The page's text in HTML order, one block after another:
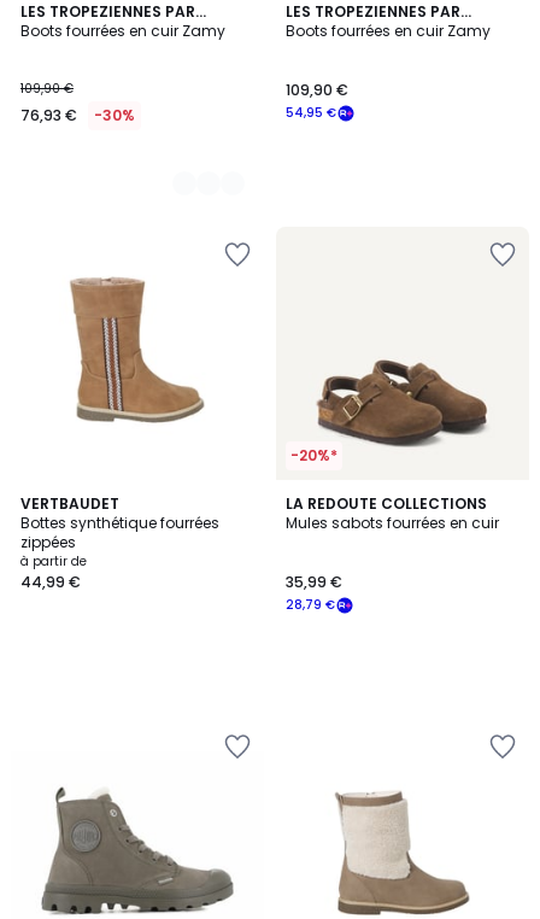
LES TROPEZIENNES PAR
M.BELARBI
Boots fourrées en cuir Zamy
109,90 €
76,93 € -30%
2
Couleurs
LES TROPEZIENNES PAR
M.BELARBI
Boots fourrées en cuir Zamy
54,95 €
109,90 €
VERTBAUDET
Bottes synthétique fourrées
zippées
à partir de
44,99 €
-20%*
LA REDOUTE COLLECTIONS
Mules sabots fourrées en cuir
28,79 €
35,99 €